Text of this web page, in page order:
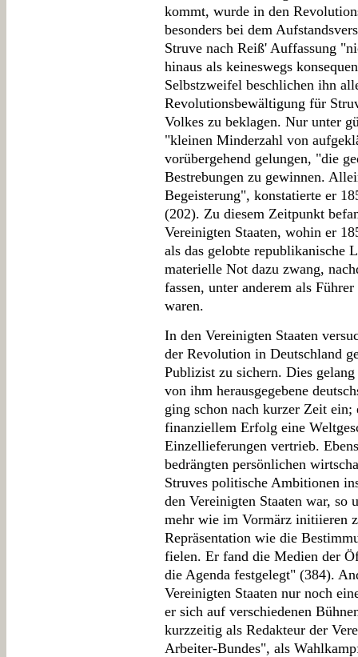
kommt, wurde in den
besonders bei dem
Struve nach Reiß' Auffassung
hinaus als keineswegs
Selbstzweifel beschlichen ihn
Revolutionsbewältigung für
Volkes zu beklagen. Nur unter
"kleinen Minderzahl von
vorübergehend gelungen, "die
Bestrebungen zu gewinnen.
Begeisterung", konstatierte er
(202). Zu diesem Zeitpunkt
Vereinigten Staaten, wohin er
als das gelobte republikanische
materielle Not dazu zwang,
fassen, unter anderem als
waren.
In den Vereinigten Staaten
der Revolution in Deutschland
Publizist zu sichern. Dies
von ihm herausgegebene
ging schon nach kurzer Zeit
finanziellem Erfolg eine
Einzellieferungen vertrieb.
bedrängten persönlichen
Struves politische Ambitionen
den Vereinigten Staaten war,
mehr wie im Vormärz initiieren
Repräsentation wie die
fielen. Er fand die Medien der
die Agenda festgelegt" (384).
Vereinigten Staaten nur noch
er sich auf verschiedenen
kurzzeitig als Redakteur der
Arbeiter-Bundes", als